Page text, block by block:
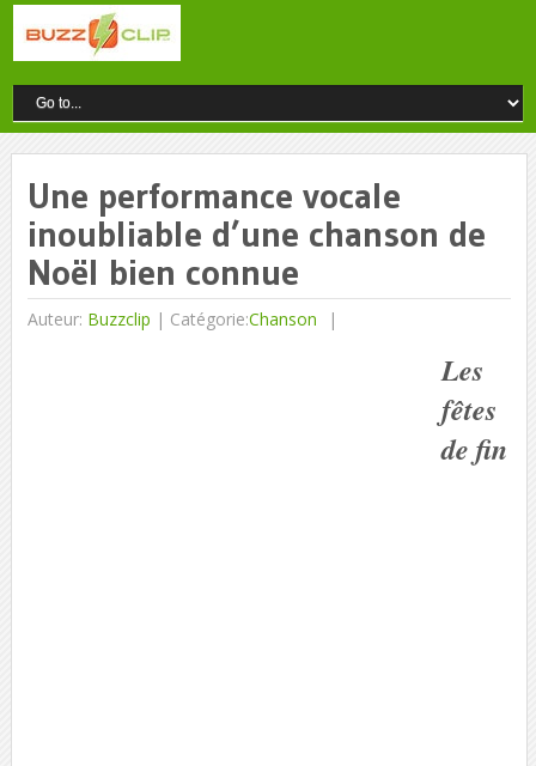
Une performance vocale
inoubliable d’une chanson de
Noël bien connue
Auteur: Buzzclip | Catégorie:Chanson
Les
fêtes
de fin